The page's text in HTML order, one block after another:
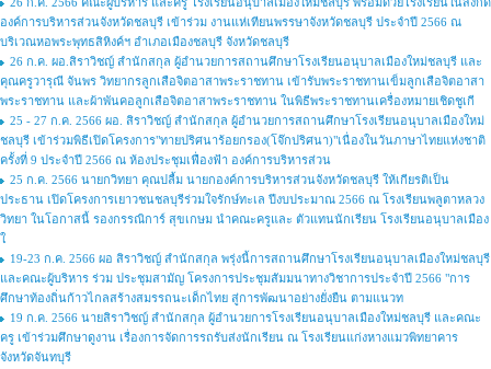
องค์การบริหารส่วนจังหวัดชลบุรี เข้าร่วม งานแห่เทียนพรรษาจังหวัดชลบุรี ประจำปี 2566 ณ
บริเวณหอพระพุทธสิหิงค์ฯ อำเภอเมืองชลบุรี จังหวัดชลบุรี
26 ก.ค. ผอ.สิราวิชญ์ สำนักสกุล ผู้อำนวยการสถานศึกษาโรงเรียนอนุบาลเมืองใหม่ชลบุรี และ
คุณครูวารุณี จันพร วิทยากรลูกเสือจิตอาสาพระราชทาน เข้ารับพระราชทานเข็มลูกเสือจิตอาสา
พระราชทาน และผ้าพันคอลูกเสือจิตอาสาพระราชทาน ในพิธีพระราชทานเครื่องหมายเชิดชูเกี
25 - 27 ก.ค. 2566 ผอ. สิราวิชญ์ สำนักสกุล ผู้อำนวยการสถานศึกษาโรงเรียนอนุบาลเมืองใหม่
ชลบุรี เข้าร่วมพิธีเปิดโครงการ"ทายปริศนาร้อยกรอง(โจ๊กปริศนา)"เนื่องในวันภาษาไทยแห่งชาติ
ครั้งที่ 9 ประจำปี 2566 ณ ห้องประชุมเฟื่องฟ้า องค์การบริหารส่วน
25 ก.ค. 2566 นายกวิทยา คุณปลื้ม นายกองค์การบริหารส่วนจังหวัดชลบุรี ให้เกียรติเป็น
ประธาน เปิดโครงการเยาวชนชลบุรีร่วมใจรักษ์ทะเล ปีงบประมาณ 2566 ณ โรงเรียนพลูตาหลวง
วิทยา ในโอกาสนี้ รองกรรณิการ์ สุขเกษม นำคณะครูและ ตัวแทนนักเรียน โรงเรียนอนุบาลเมือง
ใ
19-23 ก.ค. 2566 ผอ สิราวิชญ์ สำนักสกุล พรุ่งนี้การสถานศึกษาโรงเรียนอนุบาลเมืองใหม่ชลบุรี
และคณะผู้บริหาร ร่วม ประชุมสามัญ โครงการประชุมสัมมนาทางวิชาการประจำปี 2566 "การ
ศึกษาท้องถิ่นก้าวไกลสร้างสมรรถนะเด็กไทย สู่การพัฒนาอย่างยั่งยืน ตามแนวท
19 ก.ค. 2566 นายสิราวิชญ์ สำนักสกุล ผู้อำนวยการโรงเรียนอนุบาลเมืองใหม่ชลบุรี และคณะ
ครู เข้าร่วมศึกษาดูงาน เรื่องการจัดการรถรับส่งนักเรียน ณ โรงเรียนแก่งหางแมวพิทยาคาร
จังหวัดจันทบุรี